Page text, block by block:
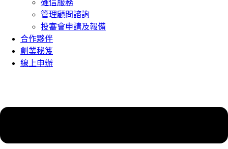
確信服務
管理顧問諮詢
投審會申請及報備
合作夥伴
創業秘笈
線上申辦